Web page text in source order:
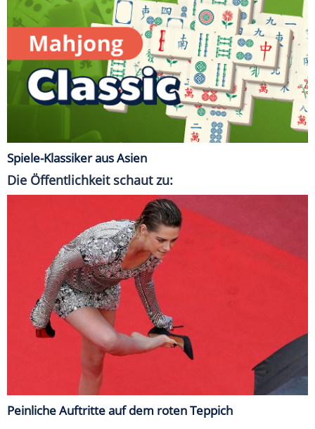
Spiele-Klassiker aus Asien
Die Öffentlichkeit schaut zu:
Peinliche Auftritte auf dem roten Teppich